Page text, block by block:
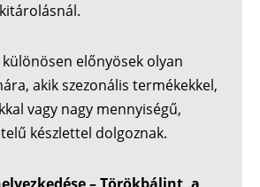
különösen előnyösek olyan
akik szezonális termékekkel,
vagy nagy mennyiségű,
készlettel dolgoznak.